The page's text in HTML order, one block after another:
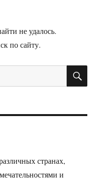
не удалось.
по сайту.
странах,
и